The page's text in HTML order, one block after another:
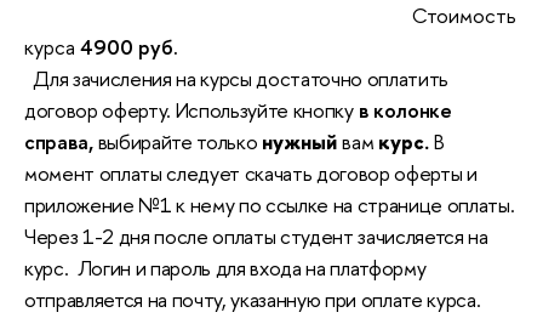
Стоимость
курса 4900 руб.
Для зачисления на курсы достаточно оплатить
договор оферту. Используйте кнопку в колонке
справа,выбирайте только нужныйвам курс.В
момент оплаты следует скачать договор оферты и
приложение №1 к нему по ссылке на странице оплаты.
Через 1-2 дня после оплаты студент зачисляется на
курс. Логин и пароль для входа на платформу
отправляется на почту, указанную при оплате курса.